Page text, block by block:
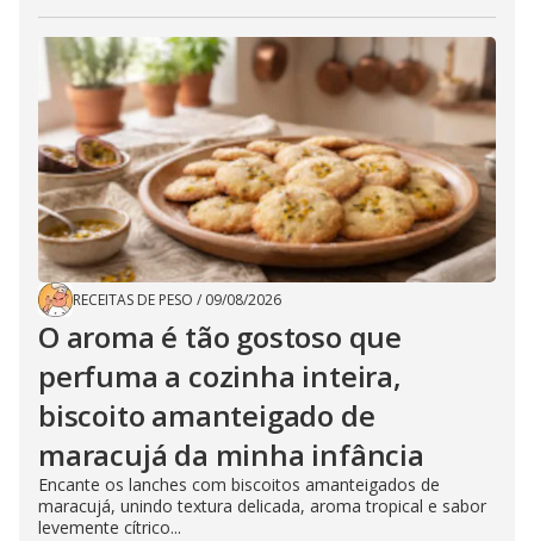
RECEITAS DE PESO / 09/08/2026
O aroma é tão gostoso que
perfuma a cozinha inteira,
biscoito amanteigado de
maracujá da minha infância
Encante os lanches com biscoitos amanteigados de
maracujá, unindo textura delicada, aroma tropical e sabor
levemente cítrico...